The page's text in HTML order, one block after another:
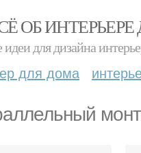
ОБ
для дизайна
для дома